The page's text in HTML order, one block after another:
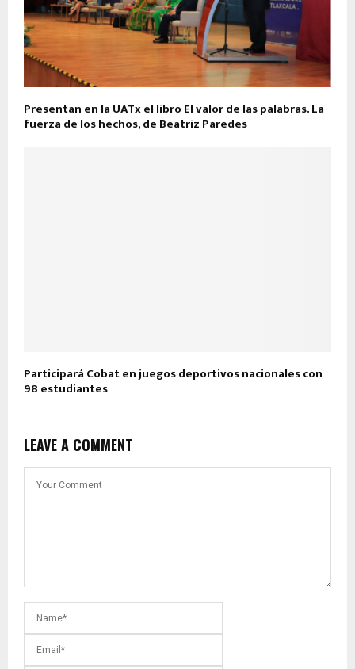
Presentan en la UATx el libro El valor de las palabras. La
fuerza de los hechos, de Beatriz Paredes
Participará Cobat en juegos deportivos nacionales con
98 estudiantes
LEAVE A COMMENT